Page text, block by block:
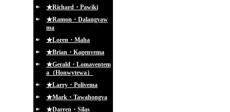
★Richard・Pawiki
★Ramon・Dalangyaw
ma
★Loren・Maha
★Brian・Kagenvema
★Gerald・Lomaventem
a（Honwytewa）
★Larry・Polivema
★Mark・Tawahongva
★Darren・Silas